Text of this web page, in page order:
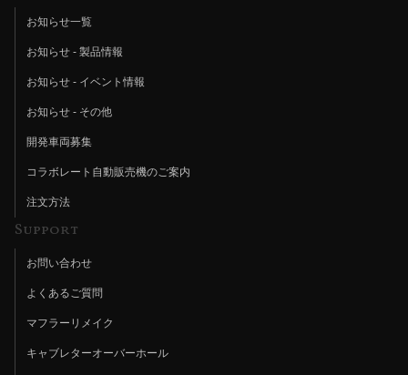
お知らせ一覧
お知らせ - 製品情報
お知らせ - イベント情報
お知らせ - その他
開発車両募集
コラボレート自動販売機のご案内
注文方法
Support
お問い合わせ
よくあるご質問
マフラーリメイク
キャブレターオーバーホール